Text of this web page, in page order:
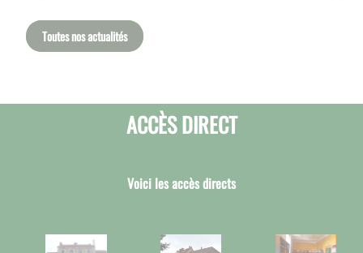
Toutes nos actualités
ACCÈS DIRECT
Voici les accès directs